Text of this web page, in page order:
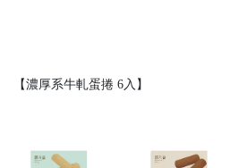
【濃厚系牛軋蛋捲 6入】